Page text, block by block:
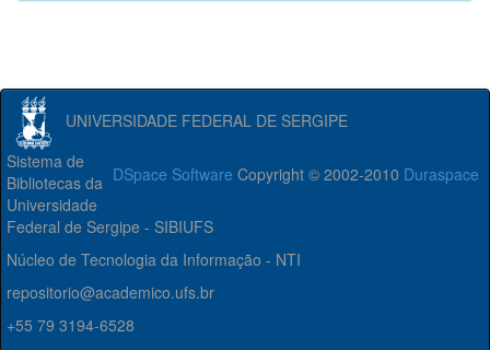
UNIVERSIDADE FEDERAL DE SERGIPE
DSpace Software Copyright © 2002-2010 Duraspace
Sistema de
Bibliotecas da
Universidade
Federal de Sergipe - SIBIUFS
Núcleo de Tecnologia da Informação - NTI
repositorio@academico.ufs.br
+55 79 3194-6528